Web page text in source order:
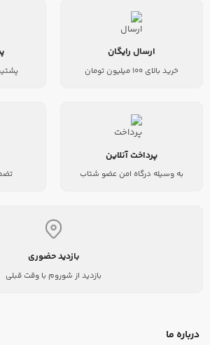
ارسال رایگان
خرید بالای 100 میلیون تومان
پرداخت آنلاین
به وسیله درگاه امن عضو شتاب
بازدید حضوری
بازدید از شوروم با وقت قبلی
درباره ما